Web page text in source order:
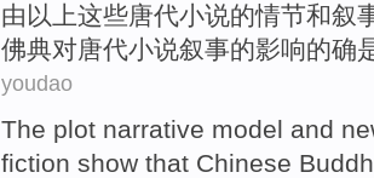
由以上这些唐代小说的情节和叙
佛典对唐代小说叙事的影响的确
youdao
The plot narrative model and
fiction show that Chinese